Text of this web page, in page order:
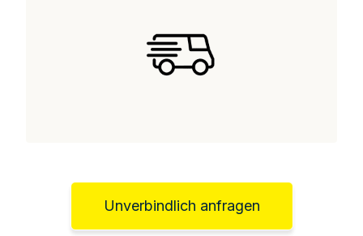
Unverbindlich anfragen